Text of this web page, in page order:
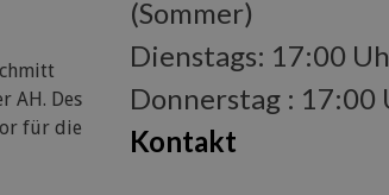
AH. Des
für die
(Sommer)
Dienstags: 17:00
Donnerstag : 17:00
Kontakt